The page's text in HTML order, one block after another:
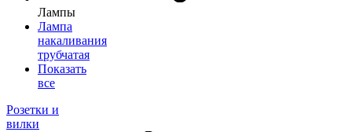
Лампы
Лампа
накаливания
трубчатая
Показать
все
Розетки и
вилки